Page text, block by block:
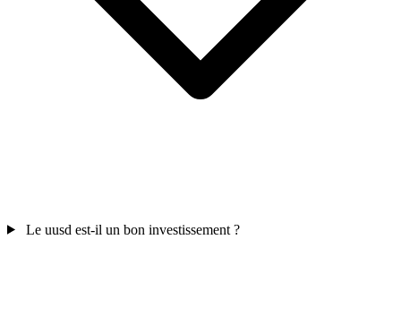
Le uusd est-il un bon investissement ?